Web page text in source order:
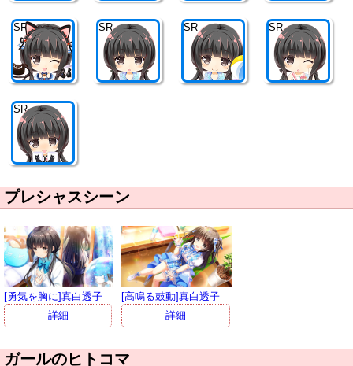
SR SR SR SR
SR
プレシャスシーン
[勇気を胸に]真白透子
詳細
[高鳴る鼓動]真白透子
詳細
ガールのヒトコマ